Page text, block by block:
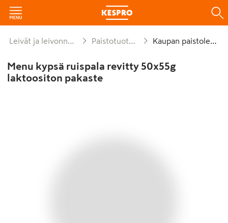
Leivät ja leivonnaiset Paistotuotteet Kaupan paistoleipä
Menu kypsä ruispala revitty 50x55g
laktoositon pakaste